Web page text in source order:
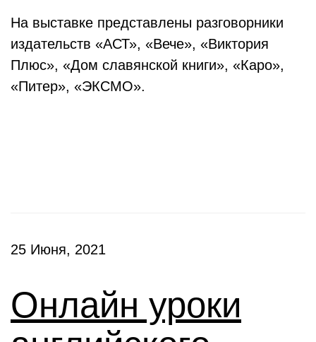
На выставке представлены разговорники
издательств «АСТ», «Вече», «Виктория
Плюс», «Дом славянской книги», «Каро»,
«Питер», «ЭКСМО».
25 Июня, 2021
Онлайн уроки